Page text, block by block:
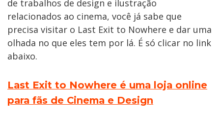
de trabalhos de design e ilustração
relacionados ao cinema, você já sabe que
precisa visitar o Last Exit to Nowhere e dar uma
olhada no que eles tem por lá. É só clicar no link
abaixo.
Last Exit to Nowhere é uma loja online
para fãs de Cinema e Design